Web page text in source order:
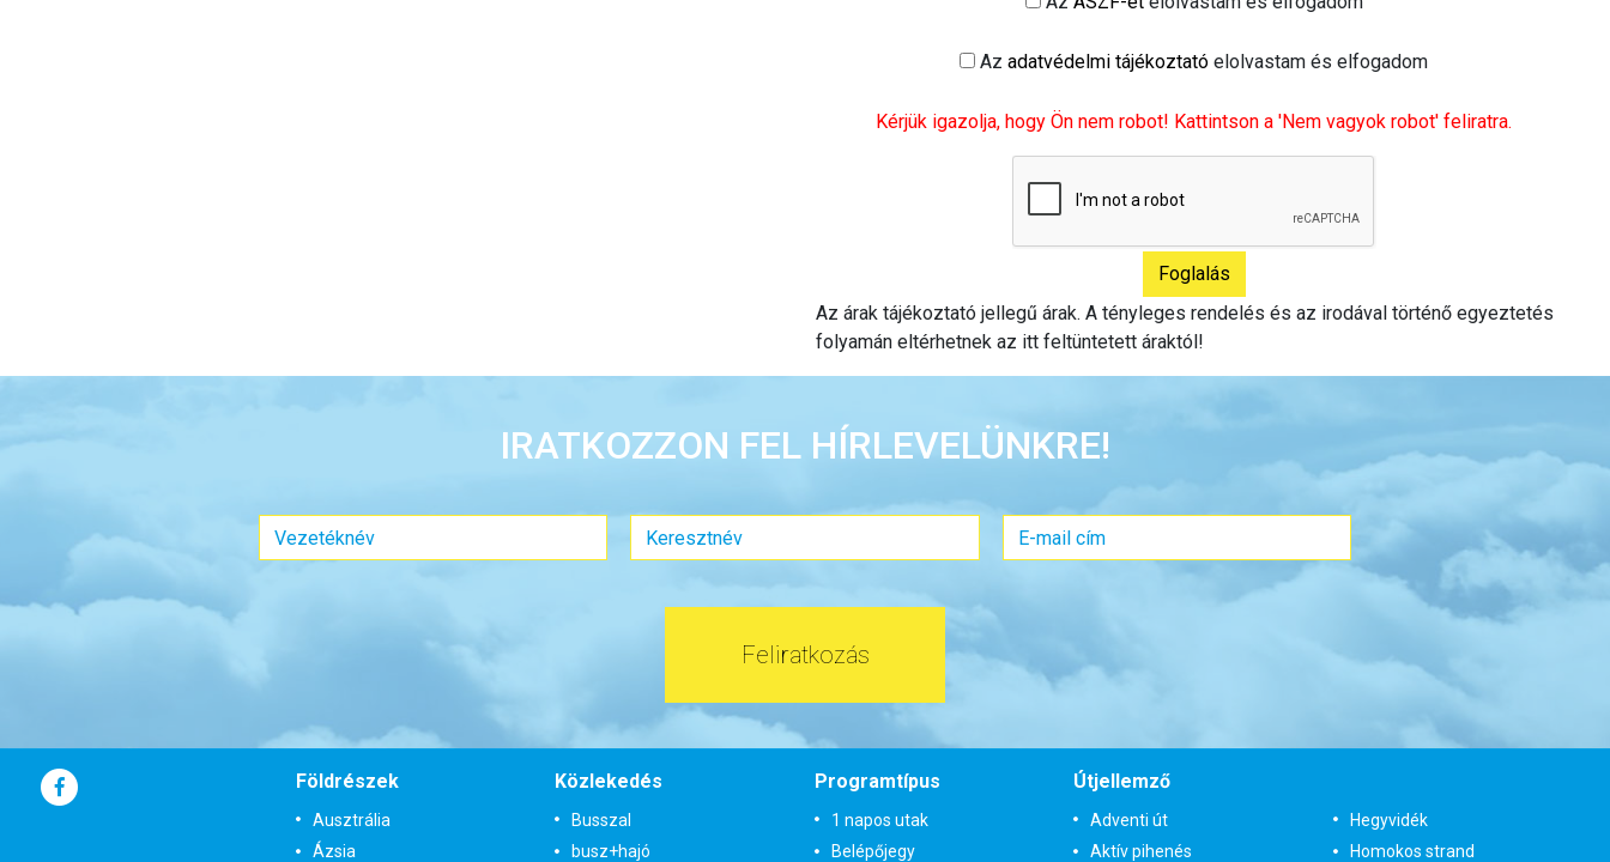
Az adatvédelmi tájékoztató elolvastam és elfogadom
Kérjük igazolja, hogy Ön nem robot! Kattintson a 'Nem vagyok robot' feliratra.
Az árak tájékoztató jellegű árak. A tényleges rendelés és az irodával történő egyeztetés
folyamán eltérhetnek az itt feltüntetett áraktól!
IRATKOZZON FEL HÍRLEVELÜNKRE!
Feliratkozás
Földrészek
Ausztrália
Ázsia
Közlekedés
Busszal
busz+hajó
Programtípus
1 napos utak
Belépőjegy
Útjellemző
Adventi út
Aktív pihenés
Hegyvidék
Homokos strand